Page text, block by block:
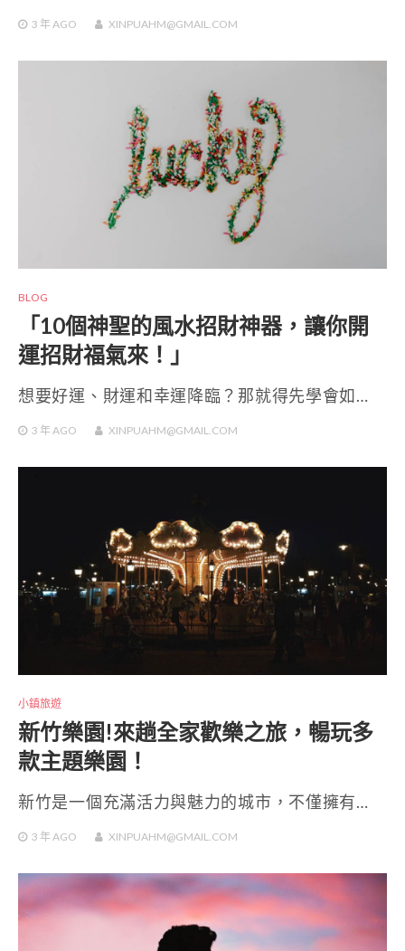
3 年 AGO XINPUAHM@GMAIL.COM
BLOG
「10個神聖的風水招財神器，讓你開
運招財福氣來！」
想要好運、財運和幸運降臨？那就得先學會如…
3 年AGO XINPUAHM@GMAIL.COM
小鎮旅遊
新竹樂園!來趟全家歡樂之旅，暢玩多
款主題樂園！
新竹是一個充滿活力與魅力的城市，不僅擁有…
3 年AGO XINPUAHM@GMAIL.COM